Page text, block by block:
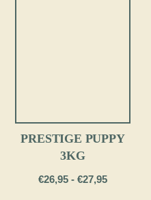
PRESTIGE PUPPY
3KG
€26,95 - €27,95Fascia